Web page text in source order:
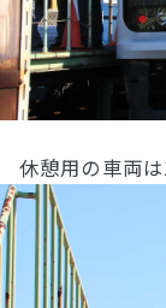
休憩用の車両